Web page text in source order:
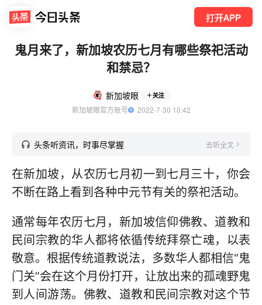
打开APP
鬼月来了，新加坡农历七月有哪些祭祀活动
和禁忌？
新加坡眼 关注
新加坡眼官方账号
  2022-7-30 10:42
头条听资讯，时事尽掌握 去听全文
在新加坡，从农历七月初一到七月三十，你会
不断在路上看到各种中元节有关的祭祀活动。
通常每年农历七月，新加坡信仰佛教、道教和
民间宗教的华人都将依循传统拜祭亡魂，以表
敬意。根据传统道教说法，多数华人都相信“鬼
门关”会在这个月份打开，让放出来的孤魂野鬼
到人间游荡。佛教、道教和民间宗教对这个节